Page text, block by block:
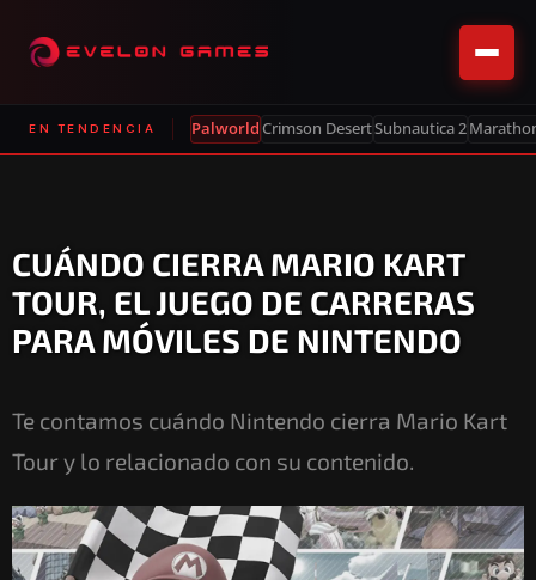
EN TENDENCIA PalworldCrimson DesertSubnautica 2
CUÁNDO CIERRA MARIO KART
TOUR, EL JUEGO DE CARRERAS
PARA MÓVILES DE NINTENDO
Te contamos cuándo Nintendo cierra Mario Kart
Tour y lo relacionado con su contenido.